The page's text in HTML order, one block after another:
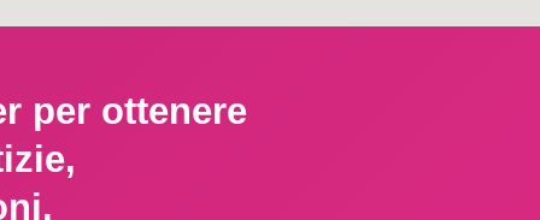
per ottenere